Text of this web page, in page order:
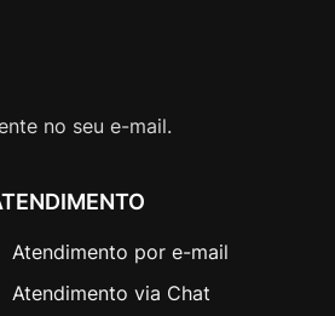
no seu e-mail.
Atendimento por e-mail
Atendimento via Chat